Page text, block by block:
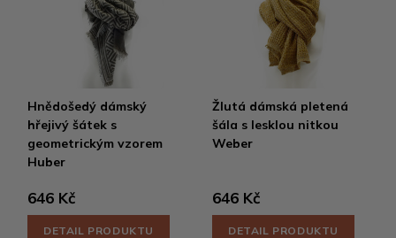
Hnědošedý dámský
hřejivý šátek s
geometrickým vzorem
Huber
646 Kč
DETAIL PRODUKTU
Žlutá dámská pletená
šála s lesklou nitkou
Weber
646 Kč
DETAIL PRODUKTU